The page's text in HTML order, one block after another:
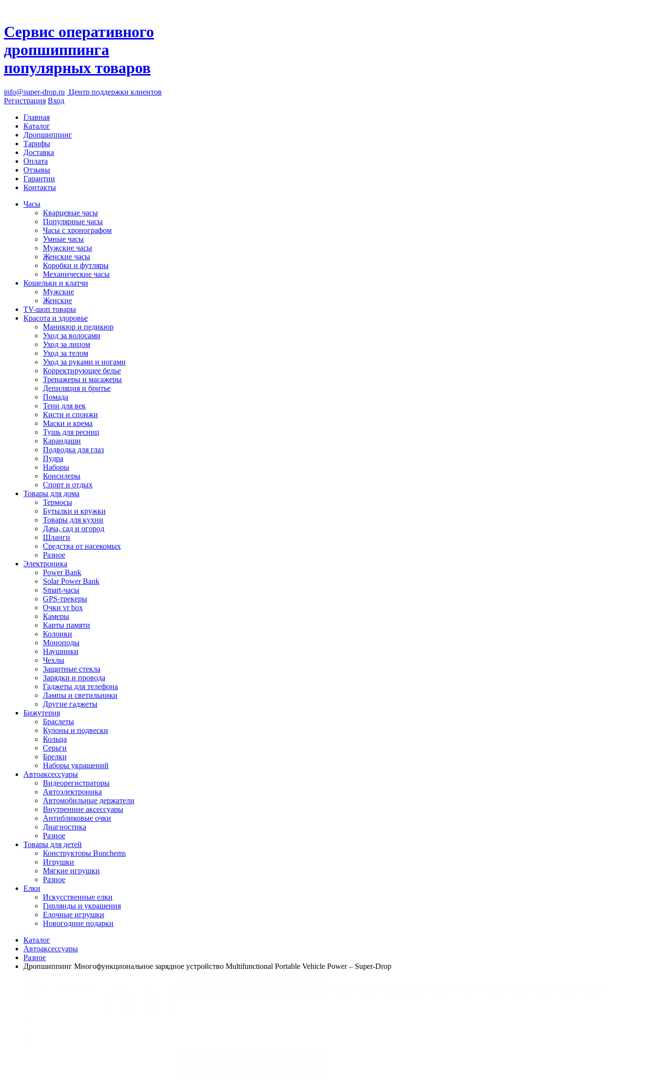
Сервис оперативного
дропшиппинга
популярных товаров
info@super-drop.ru Центр поддержки клиентов
Регистрация Вход
Главная
Каталог
Дропшиппинг
Тарифы
Доставка
Оплата
Отзывы
Гарантии
Контакты
Часы
Кварцевые часы
Популярные часы
Часы с хронографом
Умные часы
Мужские часы
Женские часы
Коробки и футляры
Механические часы
Кошельки и клатчи
Мужские
Женские
TV-шоп товары
Красота и здоровье
Маникюр и педикюр
Уход за волосами
Уход за лицом
Уход за телом
Уход за руками и ногами
Корректирующее белье
Тренажеры и масажеры
Депиляция и бритье
Помада
Тени для век
Кисти и спонжи
Маски и крема
Тушь для ресниц
Карандаши
Подводка для глаз
Пудра
Наборы
Консилеры
Спорт и отдых
Товары для дома
Термосы
Бутылки и кружки
Товары для кухни
Дача, сад и огород
Шланги
Средства от насекомых
Разное
Электроника
Power Bank
Solar Power Bank
Smart-часы
GPS-трекеры
Очки vr box
Камеры
Карты памяти
Колонки
Моноподы
Наушники
Чехлы
Защитные стекла
Зарядки и провода
Гаджеты для телефона
Лампы и светильники
Другие гаджеты
Бижутерия
Браслеты
Кулоны и подвески
Кольца
Серьги
Брелки
Наборы украшений
Автоаксессуары
Видеорегистраторы
Автоэлектроника
Автомобильные держатели
Внутренние аксессуары
Антибликовые очки
Диагностика
Разное
Товары для детей
Конструкторы Bunchems
Игрушки
Мягкие игрушки
Разное
Елки
Искусственные елки
Гирлянды и украшения
Елочные игрушки
Новогодние подарки
Каталог
Автоаксессуары
Разное
Дропшиппинг Многофункциональное зарядное устройство Multifunctional Portable Vehicle Power – Super-Drop